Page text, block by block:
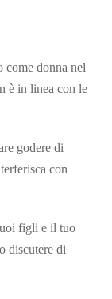
come donna nel
è in linea con le
godere di
con
figli e il tuo
discutere di